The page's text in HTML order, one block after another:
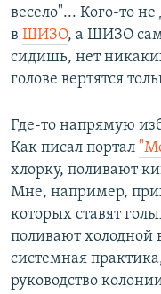
весело"... Кого-то
в ШИЗО, а ШИЗО сам
сидишь, нет
голове вертятся
Где-то напрямую
Как писал портал
хлорку, поливают
Мне, например,
которых ставят
поливают холодной
системная
руководство